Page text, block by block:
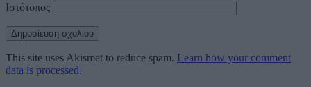
Ιστότοπος
This site uses Akismet to reduce spam. Learn how your comment
data is processed.